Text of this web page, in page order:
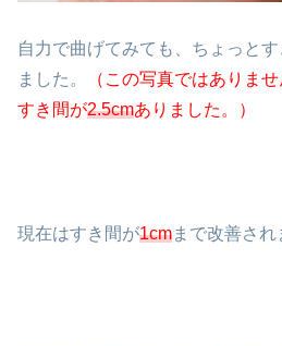
自力で曲げてみても、ちょっと
ました。
（この写真ではありま
すき間が2.5cmありました。）
現在はすき間が1cmまで改善され